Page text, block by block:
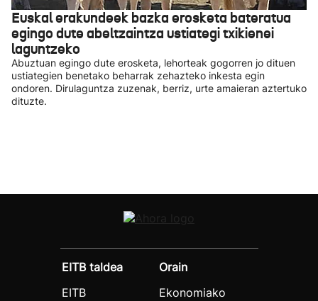
Euskal erakundeek bazka erosketa bateratua
egingo dute abeltzaintza ustiategi txikienei
laguntzeko
Abuztuan egingo dute erosketa, lehorteak gogorren jo dituen
ustiategien benetako beharrak zehazteko inkesta egin
ondoren. Dirulaguntza zuzenak, berriz, urte amaieran aztertuko
dituzte.
EITB taldea
EITB
Orain
Ekonomiako